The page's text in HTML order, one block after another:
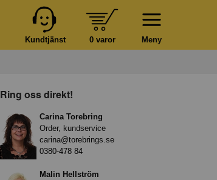
Meny
0 varor
Kundtjänst
Ring oss direkt!
Carina Torebring
Order, kundservice
carina@torebrings.se
0380-478 84
Malin Hellström